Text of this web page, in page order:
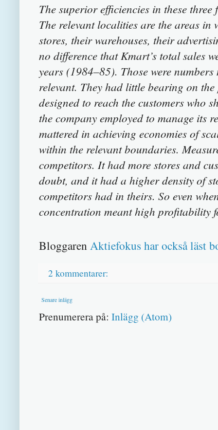
The superior efficiencies in these
The relevant localities are the areas
stores, their warehouses, their
no difference that Kmart’s total sales
years (1984–85). Those were
relevant. They had little bearing on
designed to reach the customers who
the company employed to manage its
mattered in achieving economies of
within the relevant boundaries.
competitors. It had more stores and
doubt, and it had a higher density of
competitors had in theirs. So even
concentration meant high profitability
BloggarenAktiefokus har också läst
2 kommentarer:
Senare inlägg
Prenumerera på: Inlägg (Atom)